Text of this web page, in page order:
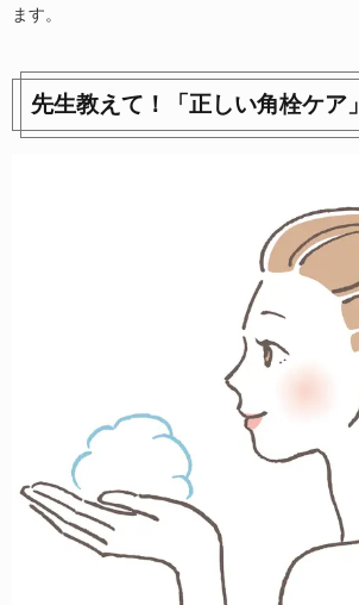
ます。
先生教えて！「正しい角栓ケア」